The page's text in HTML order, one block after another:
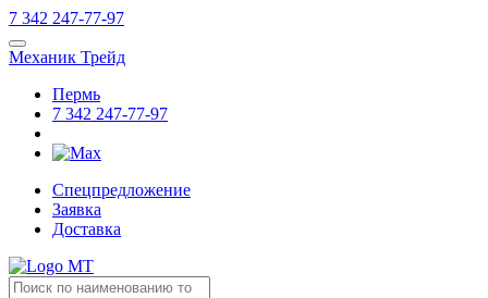
7 342 247-77-97
Механик Трейд
Пермь
7 342 247-77-97
Спецпредложение
Заявка
Доставка